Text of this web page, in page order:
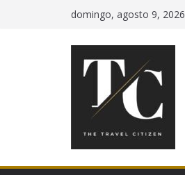
domingo, agosto 9, 2026